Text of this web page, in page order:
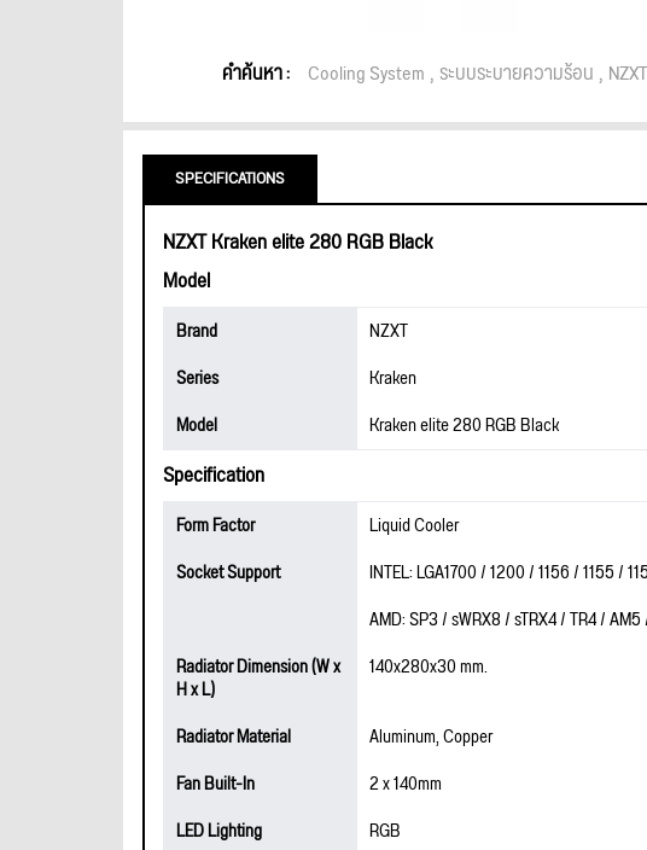
คำค้นหา : Cooling System ระบบระบายความร้อน NZXT
SPECIFICATIONS
NZXT Kraken elite 280 RGB Black
Model
Brand
NZXT
Series
Kraken
Model
Kraken elite 280 RGB Black
Specification
Form Factor
Liquid Cooler
Socket Support
INTEL: LGA1700 / 1200 / 1156 / 1155 /
AMD: SP3 / sWRX8 / sTRX4 / TR4 /
Radiator Dimension (W x
H x L)
140x280x30 mm.
Radiator Material
Aluminum, Copper
Fan Built-In
2 x 140mm
LED Lighting
RGB